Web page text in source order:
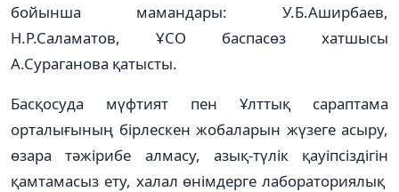
бойынша мамандары: У.Б.Аширбаев,
Н.Р.Саламатов, ҰСО баспасөз хатшысы
А.Сураганова қатысты.
Басқосуда мүфтият пен Ұлттық сараптама
орталығының бірлескен жобаларын жүзеге асыру,
өзара тәжірибе алмасу, азық-түлік қауіпсіздігін
қамтамасыз ету, халал өнімдерге лабораториялық